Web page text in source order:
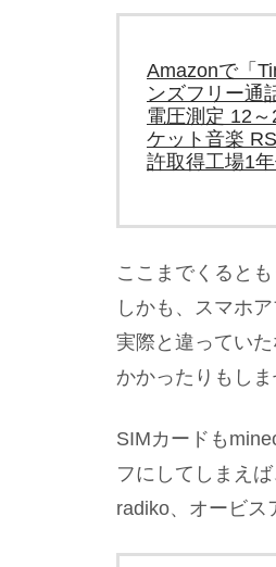
Amazonで「
ンズフリー通
電圧測定 12
ケット音楽
許取得工場1
ここまでくると
しかも、スマホ
実際と違ってい
かかったりもしま
SIMカードも
フにしてしまえ
radiko、オービス